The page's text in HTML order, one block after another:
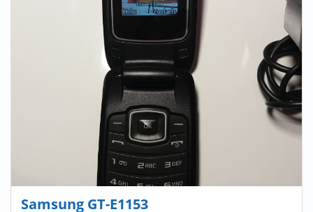
Samsung GT-E1153